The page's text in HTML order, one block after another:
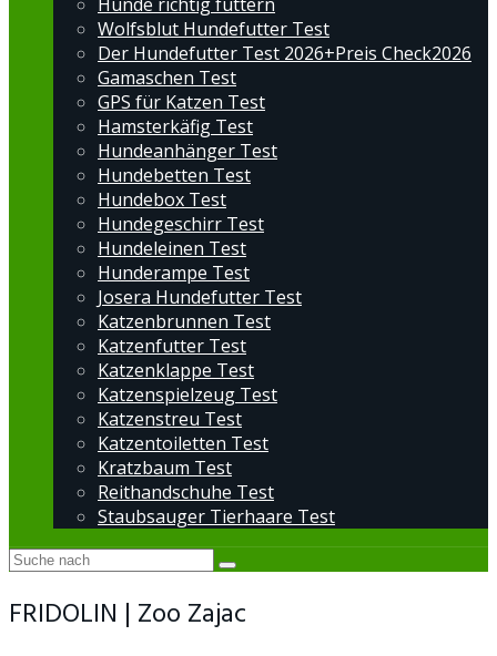
Wolfsblut Hundefutter Test
Der Hundefutter Test 2026+Preis Check2026
Gamaschen Test
GPS für Katzen Test
Hamsterkäfig Test
Hundeanhänger Test
Hundebetten Test
Hundebox Test
Hundegeschirr Test
Hundeleinen Test
Hunderampe Test
Josera Hundefutter Test
Katzenbrunnen Test
Katzenfutter Test
Katzenklappe Test
Katzenspielzeug Test
Katzenstreu Test
Katzentoiletten Test
Kratzbaum Test
Reithandschuhe Test
Staubsauger Tierhaare Test
FRIDOLIN | Zoo Zajac